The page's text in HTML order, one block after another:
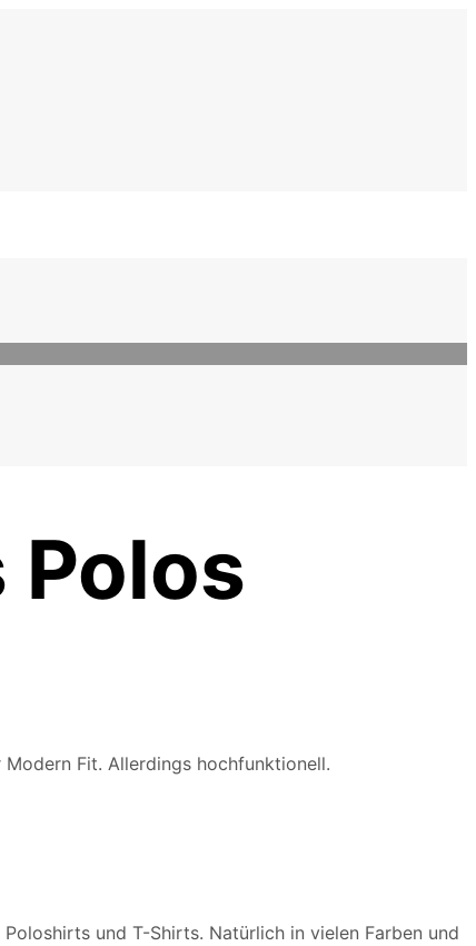
Polos
Fit. Allerdings hochfunktionell.
und T-Shirts. Natürlich in vielen Farben und